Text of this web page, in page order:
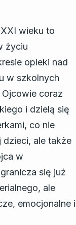
wieku to
życiu
opieki nad
w szkolnych
coraz
i dzielą się
co nie
ale także
w
się już
ale
emocjonalne i